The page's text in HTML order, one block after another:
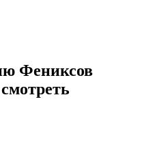
Фениксов